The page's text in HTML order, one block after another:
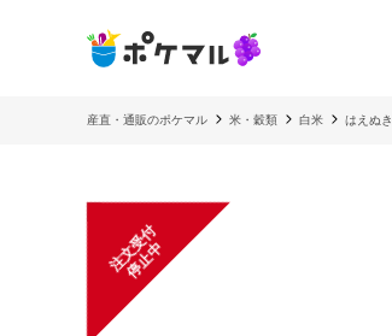
産直・通販のポケマル 米・穀類 白米 はえぬき
注
文
受
付
停
止
中